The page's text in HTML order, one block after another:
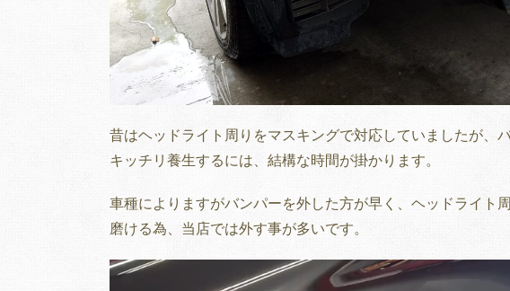
昔はヘッドライト周りをマスキングで対応していましたが、
キッチリ養生するには、結構な時間が掛かります。
車種によりますがバンパーを外した方が早く、ヘッドライト
磨ける為、当店では外す事が多いです。
動